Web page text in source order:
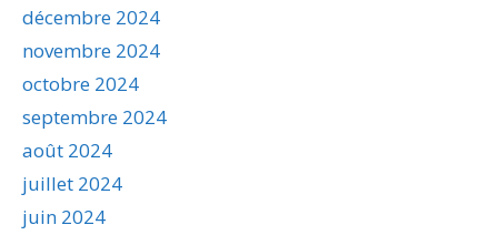
décembre 2024
novembre 2024
octobre 2024
septembre 2024
août 2024
juillet 2024
juin 2024